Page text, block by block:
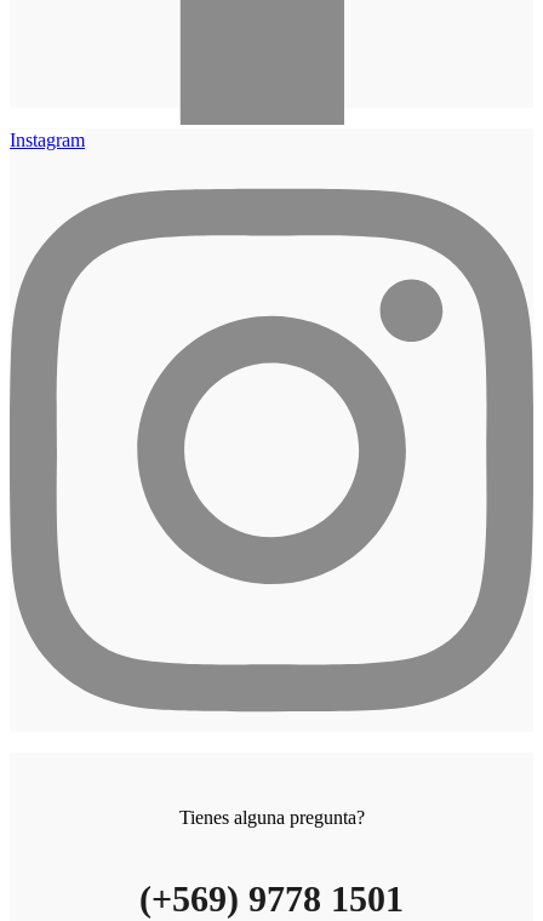
Instagram
Tienes alguna pregunta?
(+569) 9778 1501